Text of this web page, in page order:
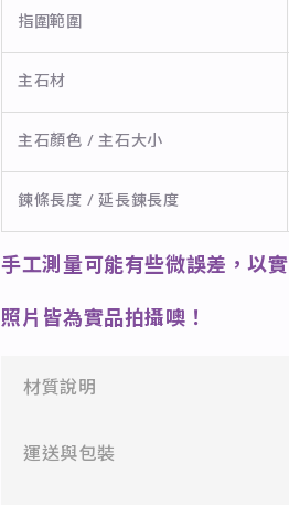
指圍範圍
主石材
主石顏色 / 主石大小
鍊條長度 / 延長鍊長度
手工測量可能有些微誤差，以實
照片皆為實品拍攝噢！
材質說明
✻ 316L不鏽鋼
運送與包裝